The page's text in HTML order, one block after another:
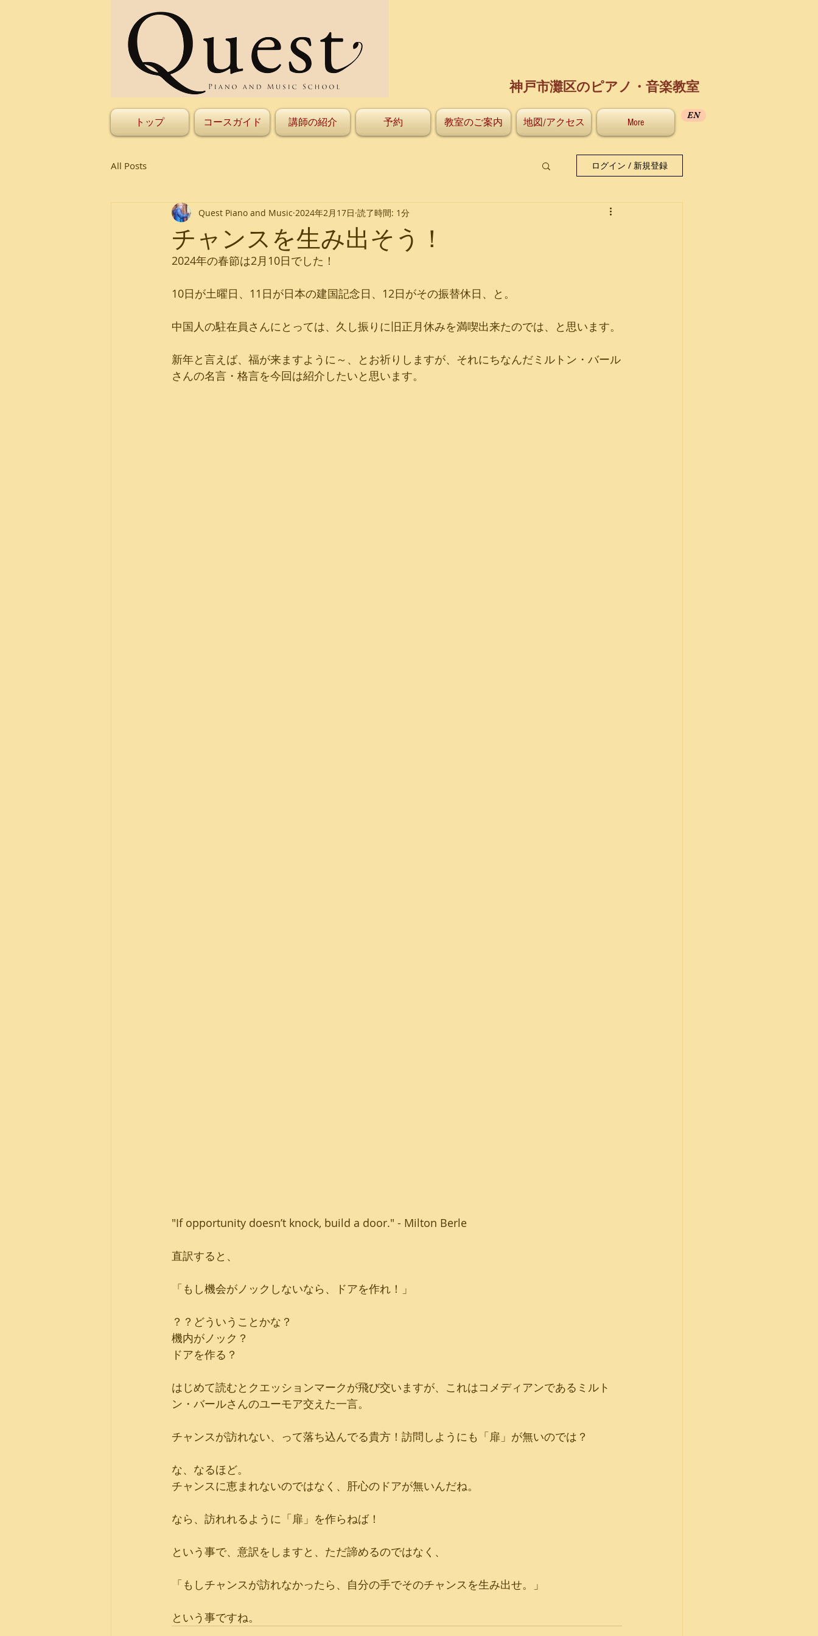
神戸市灘区のピアノ・音楽教室
トップ コースガイド 講師の紹介 予約 教室のご案内 地図/アクセス More
EN
All Posts ログイン / 新規登録
チャンスを生み出そう！
Quest Piano and Music 2024年2月17日 読了時間: 1分
2024年の春節は2月10日でした！
10日が土曜日、11日が日本の建国記念日、12日がその振替休日、と。
中国人の駐在員さんにとっては、久し振りに旧正月休みを満喫出来たのでは、と思います。
新年と言えば、福が来ますように～、とお祈りしますが、それにちなんだミルトン・バール
さんの名言・格言を今回は紹介したいと思います。
"If opportunity doesn’t knock, build a door." - Milton Berle
直訳すると、
「もし機会がノックしないなら、ドアを作れ！」
？？どういうことかな？
機内がノック？
ドアを作る？
はじめて読むとクエッションマークが飛び交いますが、これはコメディアンであるミルト
ン・バールさんのユーモア交えた一言。
チャンスが訪れない、って落ち込んでる貴方！訪問しようにも「扉」が無いのでは？
な、なるほど。
チャンスに恵まれないのではなく、肝心のドアが無いんだね。
なら、訪れれるように「扉」を作らねば！
という事で、意訳をしますと、ただ諦めるのではなく、
「もしチャンスが訪れなかったら、自分の手でそのチャンスを生み出せ。」
という事ですね。